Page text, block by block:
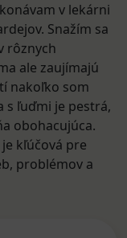
v lekárni
Snažím sa
rôznych
ale zaujímajú
nakoľko som
s ľuďmi je pestrá,
obohacujúca.
kľúčová pre
problémov a